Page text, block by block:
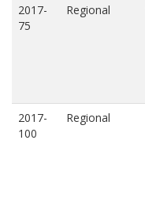
2017-
75
Regional
2017-
100
Regional